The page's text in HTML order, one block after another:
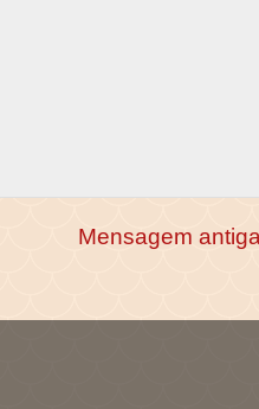
Mensagem antiga